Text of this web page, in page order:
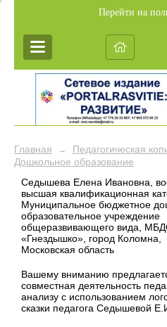
Перейти на
Главная → Педагогическая
Дошкольное образование
Седышева Елена Ивановна,
высшая квалификационная
Муниципальное бюджетное
образовательное учреждение
общеразвивающего вида,
«Гнездышко», город Коломна,
Московская область
Вашему вниманию
совместная деятельность
анализу с использованием
сказки педагога Седышевой